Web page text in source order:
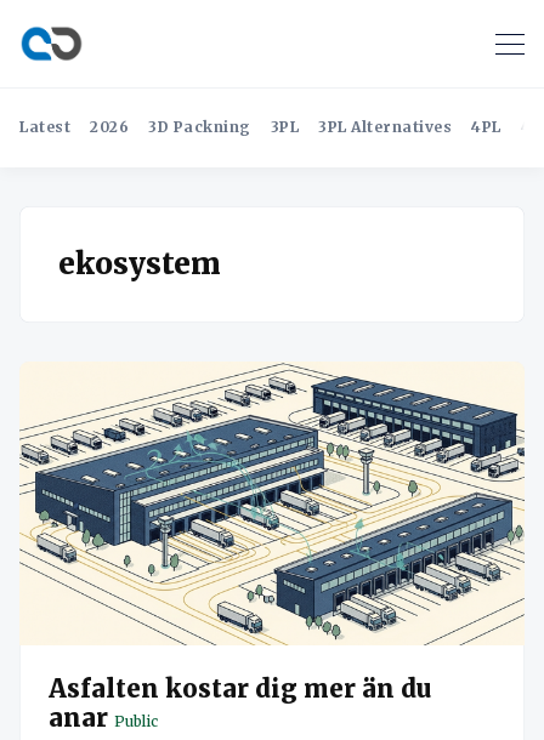
Latest 2026 3D Packning 3PL 3PL Alternatives 4PL
ekosystem
Asfalten kostar dig mer än du
anar Public